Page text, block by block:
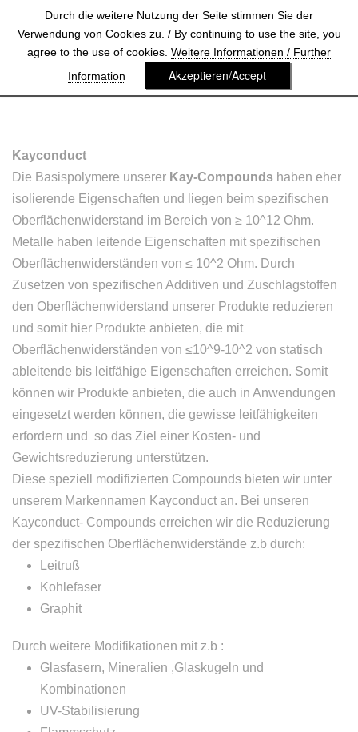
Kayconduct
Die Basispolymere unserer Kay-Compounds haben eher
isolierende Eigenschaften und liegen beim spezifischen
Oberflächenwiderstand im Bereich von ≥ 10^12 Ohm.
Metalle haben leitende Eigenschaften mit spezifischen
Oberflächenwiderständen von ≤ 10^2 Ohm. Durch
Zusetzen von spezifischen Additiven und Zuschlagstoffen
den Oberflächenwiderstand unserer Produkte reduzieren
und somit hier Produkte anbieten, die mit
Oberflächenwiderständen von ≤10^9-10^2 von statisch
ableitende bis leitfähige Eigenschaften erreichen. Somit
können wir Produkte anbieten, die auch in Anwendungen
eingesetzt werden können, die gewisse leitfähigkeiten
erfordern und so das Ziel einer Kosten- und
Gewichtsreduzierung unterstützen.
Diese speziell modifizierten Compounds bieten wir unter
unserem Markennamen Kayconduct an. Bei unseren
Kayconduct- Compounds erreichen wir die Reduzierung
der spezifischen Oberflächenwiderstände z.b durch:
Leitruß
Kohlefaser
Graphit
Durch weitere Modifikationen mit z.b :
Glasfasern, Mineralien ,Glaskugeln und
Kombinationen
UV-Stabilisierung
Durch die weitere Nutzung der Seite stimmen Sie der
Verwendung von Cookies zu. / By continuing to use the site, you
agree to the use of cookies. Weitere Informationen / Further
Information
Akzeptieren/Accept